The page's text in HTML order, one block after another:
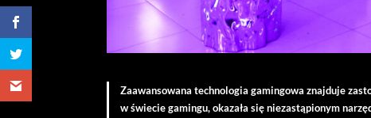
Zaawansowana technologia gamingowa znajduje
w świecie gamingu, okazała się niezastąpionym